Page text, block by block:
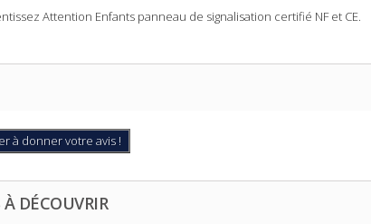
Attention Enfants panneau de signalisation certifié NF et CE.
à donner votre avis !
DÉCOUVRIR